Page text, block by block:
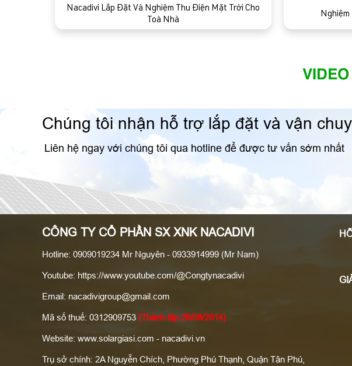
Nacadivi Lắp Đặt Và Nghiệm Thu Điện Mặt Trời Cho
Toà Nhà
Nghiệm
Chúng tôi nhận hỗ trợ lắp đặt và vận
Liên hệ ngay với chúng tôi qua hotline để được tư vấn sớm nhất
CÔNG TY CỔ PHẦN SX XNK NACADIVI
Hotline: 0909019234 Mr Nguyên - 0933914999 (Mr Nam)
Youtube: https://www.youtube.com/@Congtynacadivi
Email: nacadivigroup@gmail.com
Mã số thuế: 0312909753 (Thành lập 29/08/2014)
Website: www.solargiasi.com - nacadivi.vn
Trụ sở chính: 2A Nguyễn Chích, Phường Phú Thạnh, Quận Tân Phú,